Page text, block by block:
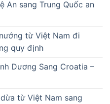
An sang Trung Quốc an
từ Việt Nam đi
quy định
Dương Sang Croatia –
từ Việt Nam sang